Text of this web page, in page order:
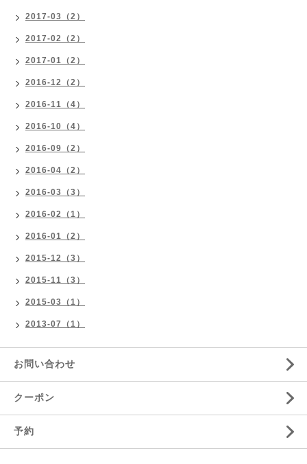
2017-03（2）
2017-02（2）
2017-01（2）
2016-12（2）
2016-11（4）
2016-10（4）
2016-09（2）
2016-04（2）
2016-03（3）
2016-02（1）
2016-01（2）
2015-12（3）
2015-11（3）
2015-03（1）
2013-07（1）
お問い合わせ
クーポン
予約